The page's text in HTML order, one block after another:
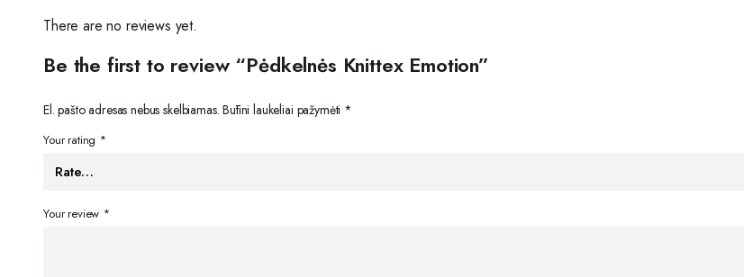
There are no reviews yet.
Be the first to review “Pėdkelnės Knittex Emotion”
El. pašto adresas nebus skelbiamas. Būtini laukeliai pažymėti *
Your rating *
Your review *